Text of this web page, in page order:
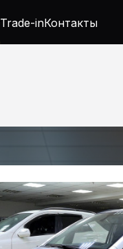
Trade-inКонтакты